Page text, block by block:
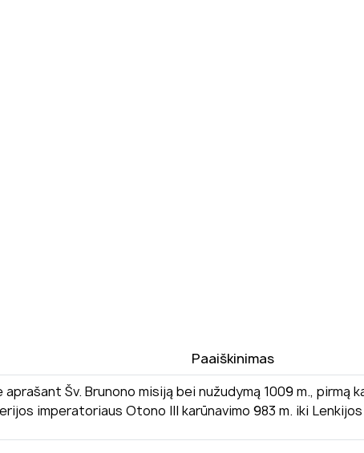
Paaiškinimas
Šv. Brunono misiją bei nužudymą 1009 m.,
imperatoriaus Otono III karūnavimo 983 m. iki